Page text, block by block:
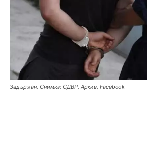
Задържан. Снимка: СДВР, Архив, Facebook